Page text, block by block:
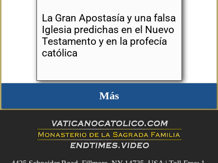
La Gran Apostasía y una falsa
Iglesia predichas en el Nuevo
Testamento y en la profecía
católica
Más